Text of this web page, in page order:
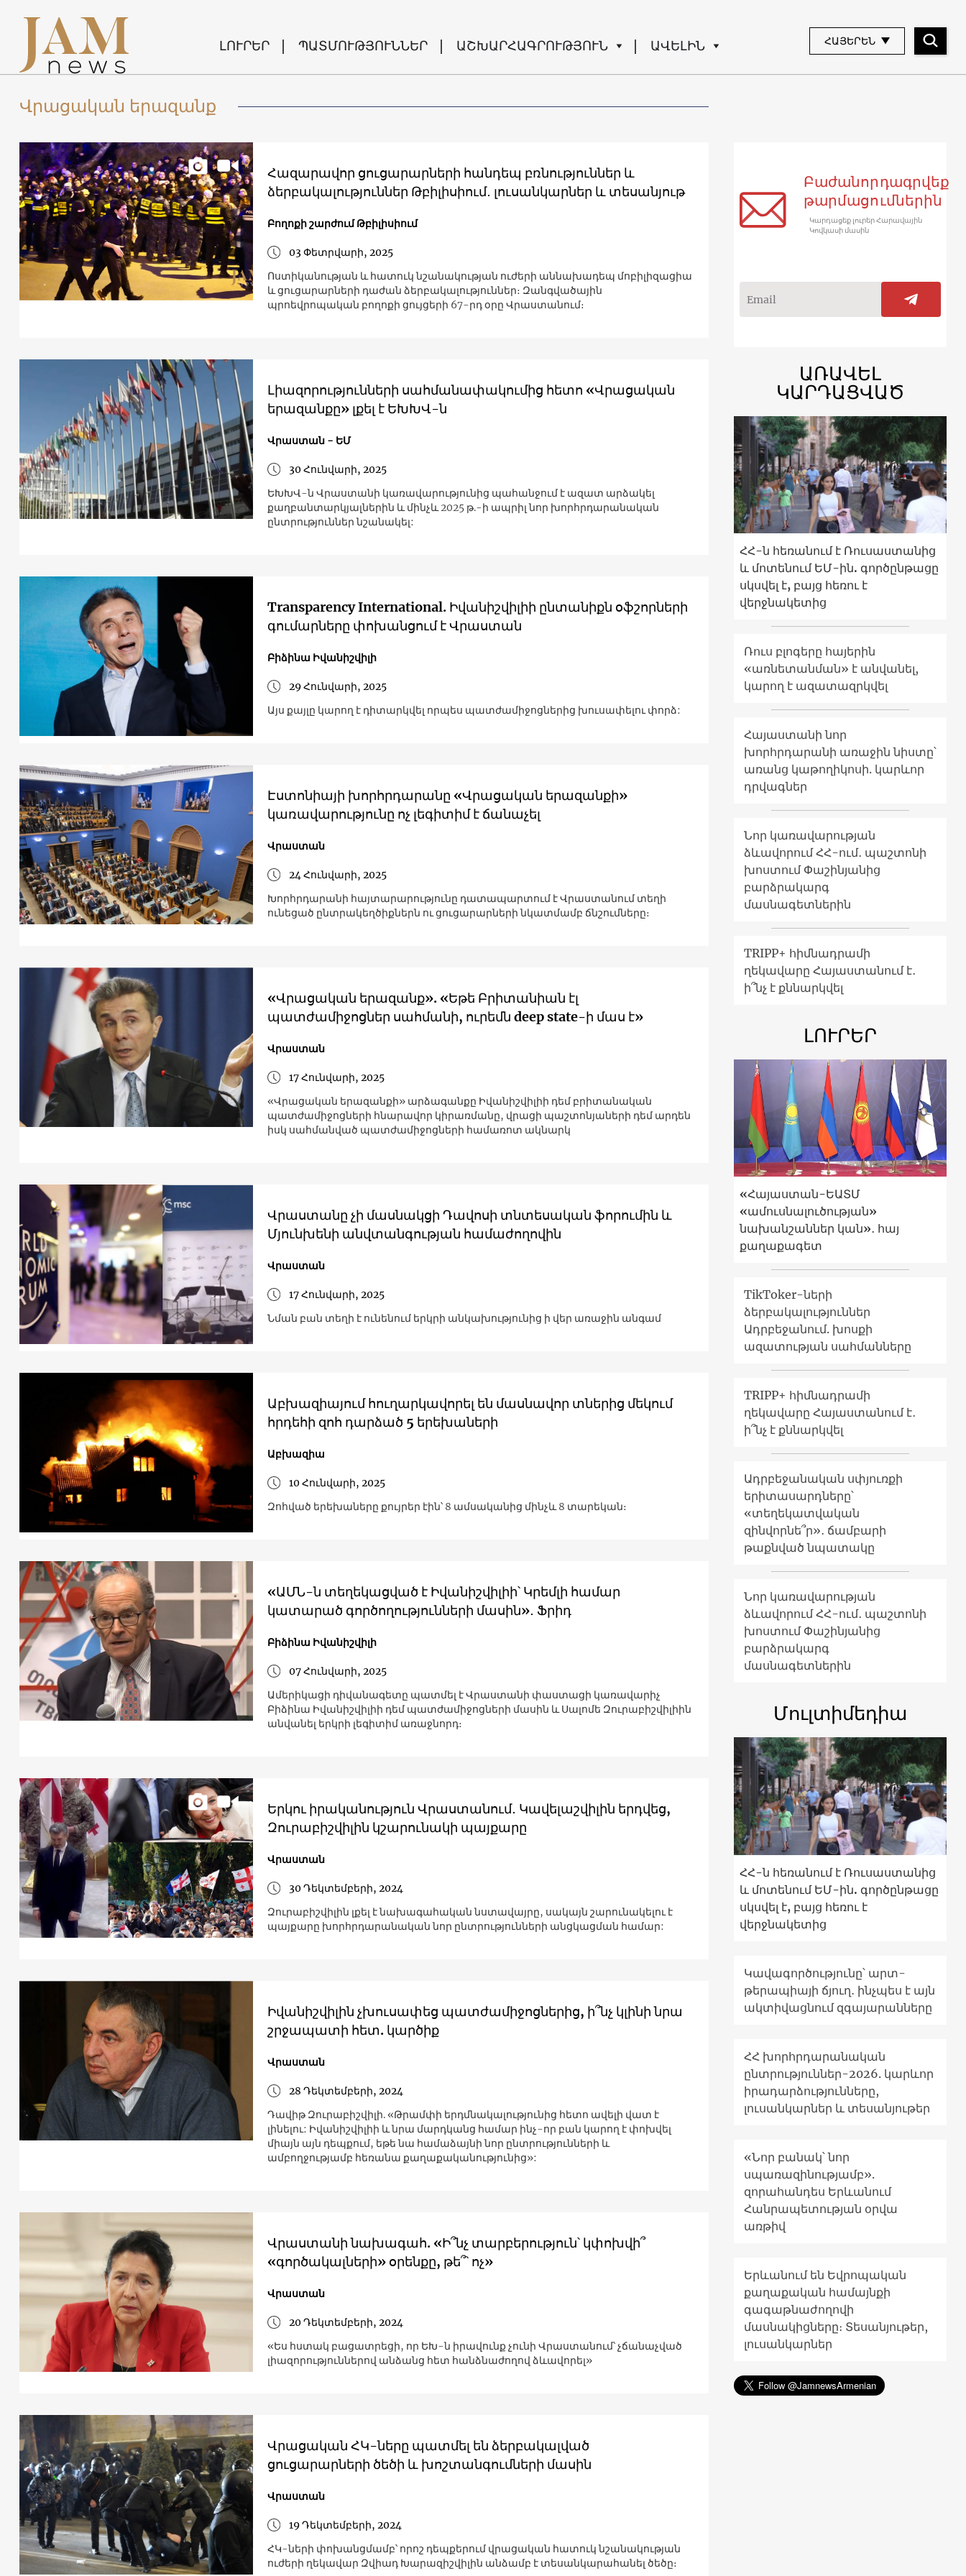
ԼՈՒՐԵՐ ՊԱՏՄՈՒԹՅՈՒՆՆԵՐ ԱՇԽԱՐՀԱԳՐՈՒԹՅՈՒՆ ԱՎԵԼԻՆ ՀԱՅԵՐԵՆ
Վրացական երազանք
Հազարավոր ցուցարարների հանդեպ բռնություններ և
ձերբակալություններ Թբիլիսիում․ լուսանկարներ և տեսանյութ
Բողոքի շարժում Թբիլիսիում
03 Փետրվարի, 2025
Ոստիկանության և հատուկ նշանակության ուժերի աննախադեպ մոբիլիզացիա
և ցուցարարների դաժան ձերբակալություններ։ Զանգվածային
պրոեվրոպական բողոքի ցույցերի 67-րդ օրը Վրաստանում։
Լիազորությունների սահմանափակումից հետո «Վրացական
երազանքը» լքել է ԵԽԽՎ-ն
Վրաստան - ԵՄ
30 Հունվարի, 2025
ԵԽԽՎ-ն Վրաստանի կառավարությունից պահանջում է ազատ արձակել
քաղբանտարկյալներին և մինչև 2025 թ.-ի ապրիլ նոր խորհրդարանական
ընտրություններ նշանակել:
Transparency International. Իվանիշվիլիի ընտանիքն օֆշորների
գումարները փոխանցում է Վրաստան
Բիձինա Իվանիշվիլի
29 Հունվարի, 2025
Այս քայլը կարող է դիտարկվել որպես պատժամիջոցներից խուսափելու փորձ:
Էստոնիայի խորհրդարանը «Վրացական երազանքի»
կառավարությունը ոչ լեգիտիմ է ճանաչել
Վրաստան
24 Հունվարի, 2025
Խորհրդարանի հայտարարությունը դատապարտում է Վրաստանում տեղի
ունեցած ընտրակեղծիքներն ու ցուցարարների նկատմամբ ճնշումները։
«Վրացական երազանք». «Եթե Բրիտանիան էլ
պատժամիջոցներ սահմանի, ուրեմն deep state-ի մաս է»
Վրաստան
17 Հունվարի, 2025
«Վրացական երազանքի» արձագանքը Իվանիշվիլիի դեմ բրիտանական
պատժամիջոցների հնարավոր կիրառմանը, վրացի պաշտոնյաների դեմ արդեն
իսկ սահմանված պատժամիջոցների համառոտ ակնարկ
Վրաստանը չի մասնակցի Դավոսի տնտեսական ֆորումին և
Մյունխենի անվտանգության համաժողովին
Վրաստան
17 Հունվարի, 2025
Նման բան տեղի է ունենում երկրի անկախությունից ի վեր առաջին անգամ
Աբխազիայում հուղարկավորել են մասնավոր տներից մեկում
հրդեհի զոհ դարձած 5 երեխաների
Աբխազիա
10 Հունվարի, 2025
Զոհված երեխաները քույրեր էին՝ 8 ամսականից մինչև 8 տարեկան։
«ԱՄՆ-ն տեղեկացված է Իվանիշվիլիի՝ Կրեմլի համար
կատարած գործողությունների մասին»․ Ֆրիդ
Բիձինա Իվանիշվիլի
07 Հունվարի, 2025
Ամերիկացի դիվանագետը պատմել է Վրաստանի փաստացի կառավարիչ
Բիձինա Իվանիշվիլիի դեմ պատժամիջոցների մասին և Սալոմե Զուրաբիշվիլիին
անվանել երկրի լեգիտիմ առաջնորդ։
Երկու իրականություն Վրաստանում․ Կավելաշվիլին երդվեց,
Զուրաբիշվիլին կշարունակի պայքարը
Վրաստան
30 Դեկտեմբերի, 2024
Զուրաբիշվիլին լքել է նախագահական նստավայրը, սակայն շարունակելու է
պայքարը խորհրդարանական նոր ընտրությունների անցկացման համար:
Իվանիշվիլին չխուսափեց պատժամիջոցներից, ի՞նչ կլինի նրա
շրջապատի հետ. կարծիք
Վրաստան
28 Դեկտեմբերի, 2024
Դավիթ Զուրաբիշվիլի. «Թրամփի երդմնակալությունից հետո ավելի վատ է
լինելու: Իվանիշվիլիի և նրա մարդկանց համար ինչ-որ բան կարող է փոխվել
միայն այն դեպքում, եթե նա համաձայնի նոր ընտրությունների և
ամբողջությամբ հեռանա քաղաքականությունից»:
Վրաստանի նախագահ. «Ի՞նչ տարբերություն՝ կփոխվի՞
«գործակալների» օրենքը, թե՞՝ ոչ»
Վրաստան
20 Դեկտեմբերի, 2024
«Ես հստակ բացատրեցի, որ ԵԽ-ն իրավունք չունի Վրաստանում՝ չճանաչված
լիազորություններով անձանց հետ հանձնաժողով ձևավորել»
Վրացական ՀԿ-ները պատմել են ձերբակալված
ցուցարարների ծեծի և խոշտանգումների մասին
Վրաստան
19 Դեկտեմբերի, 2024
ՀԿ-ների փոխանցմամբ՝ որոշ դեպքերում վրացական հատուկ նշանակության
ուժերի ղեկավար Զվիադ Խարազիշվիլին անձամբ է տեսանկարահանել ծեծը։
Բաժանորդագրվեք
թարմացումներին
Կարդացեք լուրեր Հարավային
Կովկասի մասին
ԱՌԱՎԵԼ
ԿԱՐԴԱՑՎԱԾ
ՀՀ-ն հեռանում է Ռուսաստանից
և մոտենում ԵՄ-ին. գործընթացը
սկսվել է, բայց հեռու է
վերջնակետից
Ռուս բլոգերը հայերին
«առնետանման» է անվանել,
կարող է ազատազրկվել
Հայաստանի նոր
խորհրդարանի առաջին նիստը՝
առանց կաթողիկոսի. կարևոր
դրվագներ
Նոր կառավարության
ձևավորում ՀՀ-ում․ պաշտոնի
խոստում Փաշինյանից
բարձրակարգ
մասնագետներին
TRIPP+ հիմնադրամի
ղեկավարը Հայաստանում է․
ի՞նչ է քննարկվել
ԼՈՒՐԵՐ
«Հայաստան-ԵԱՏՄ
«ամուսնալուծության»
նախանշաններ կան»․ հայ
քաղաքագետ
TikToker-ների
ձերբակալություններ
Ադրբեջանում. խոսքի
ազատության սահմանները
TRIPP+ հիմնադրամի
ղեկավարը Հայաստանում է․
ի՞նչ է քննարկվել
Ադրբեջանական սփյուռքի
երիտասարդները՝
«տեղեկատվական
զինվորնե՞ր»․ ճամբարի
թաքնված նպատակը
Նոր կառավարության
ձևավորում ՀՀ-ում․ պաշտոնի
խոստում Փաշինյանից
բարձրակարգ
մասնագետներին
Մուլտիմեդիա
ՀՀ-ն հեռանում է Ռուսաստանից
և մոտենում ԵՄ-ին. գործընթացը
սկսվել է, բայց հեռու է
վերջնակետից
Կավագործությունը՝ արտ-
թերապիայի ճյուղ․ ինչպես է այն
ակտիվացնում զգայարանները
ՀՀ խորհրդարանական
ընտրություններ-2026. կարևոր
իրադարձությունները,
լուսանկարներ և տեսանյութեր
«Նոր բանակ՝ նոր
սպառազինությամբ».
զորահանդես Երևանում
Հանրապետության օրվա
առթիվ
Երևանում են Եվրոպական
քաղաքական համայնքի
գագաթնաժողովի
մասնակիցները։ Տեսանյութեր,
լուսանկարներ